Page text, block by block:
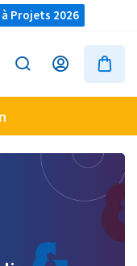
à Projets 2026